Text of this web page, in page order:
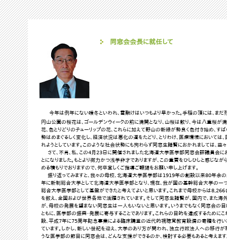
同窓会会長に就任して
今年は例年にない暖冬といわれ、雪融けはいつもより早かった。手稲の頂には、まだ
円山公園の桜花は、ゴールデンウィークの前に満開となり、山桜は散り、今は八重桜が満
花、色とりどりのチューリップの花、これらに加えて野山の新緑が勢良く色付き始め、す
勢はめまぐるしく変化し、経済状況は悪化の道をたどり、とりわけ、医療環境においては
れようとしています。このような社会状勢にも拘わらず同窓生諸賢におかれましては、益
さて、不肖、私、この4月23日に開催されました北海道大学医学部同窓会評議員会に
とになりました。もとより微力かつ浅学非才でありますが、この重責をひしひしと感じな
める積もりでおりますので、何卒宜しくご指導ご鞭撻をお願い申し上げます。
振り返ってみますと、我々の母校、北海道大学医学部は1919年の創設以来80年余
年に新制総合大学として北海道大学医学部となり、現在、我が国の基幹総合大学の一
総合大学医学部として基盤ができたと考えてよいと思います。これまで母校からは
を数え、全国および世界各地で活躍されています。そして同窓生諸賢が、国内で、また
が、母校の発展を望まない同窓生は一人もいないと思います。いうまでもなく同窓会の
ともに、医学部の振興・発展に寄与することであります。これらの目的を達成するため
設、平成7年に75周年記念事業による臨床講堂の近代的視聴覚教育設備の寄贈を行い
ています。しかし、新しい世紀を迎え、大学のあり方が問われ、独立行政法人への移行
うな医学部の節目に同窓会は、どんな支援ができるのか、検討する必要もあると考えま